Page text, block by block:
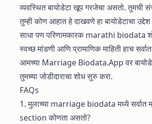
व्यवस्थित बायोडेटा खूप गरजेचा असतो. तुमची
तुम्ही कोण आहात हे दाखवणे हा बायोडेटाचा
साधा पण परिणामकारक marathi biodata
स्वच्छ मांडणी आणि प्रामाणिक माहिती हाच
आमच्या Marriage Biodata.App वर
तुमच्या जोडीदाराचा शोध सुरु करा.
FAQs
1. मुलाच्या marriage biodata मध्ये सर्वात
section कोणता असतो?